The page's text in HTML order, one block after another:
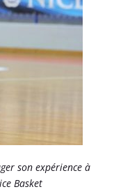
son expérience à
Basket